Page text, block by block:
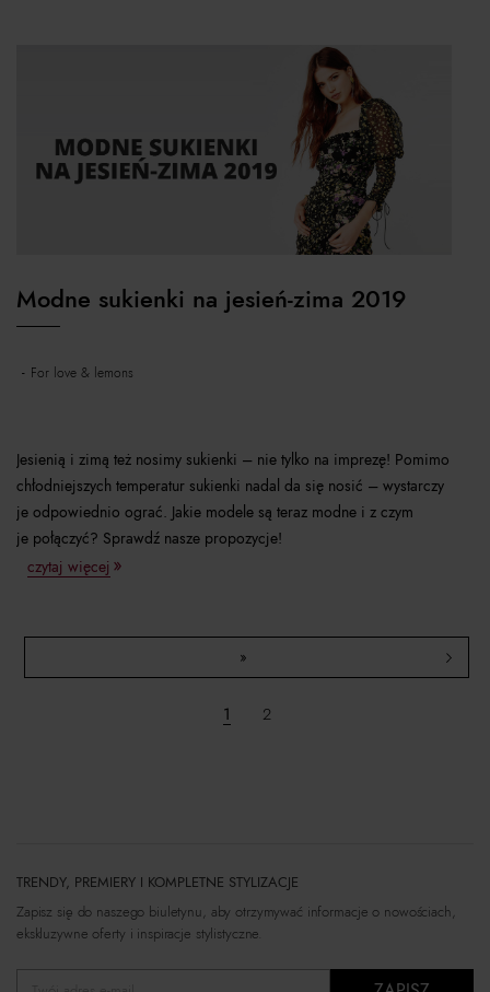
Modne sukienki na jesień-zima 2019
for love & lemons
Jesienią i zimą też nosimy sukienki – nie tylko na imprezę! Pomimo
chłodniejszych temperatur sukienki nadal da się nosić – wystarczy
je odpowiednio ograć. Jakie modele są teraz modne i z czym
je połączyć? Sprawdź nasze propozycje!
czytaj więcej
1 2
»
TRENDY, PREMIERY I KOMPLETNE STYLIZACJE
Zapisz się do naszego biuletynu, aby otrzymywać informacje o nowościach,
ekskluzywne oferty i inspiracje stylistyczne.